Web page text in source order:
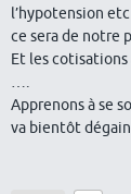
l’hypotension
ce sera de notre
Et les
….
Apprenons à se
va bientôt